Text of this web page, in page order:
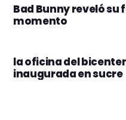
Bad Bunny reveló
momento
la oficina del
inaugurada en sucre